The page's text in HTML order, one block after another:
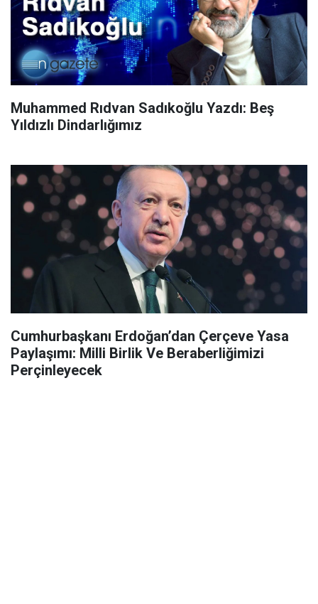
Muhammed Rıdvan Sadıkoğlu Yazdı: Beş
Yıldızlı Dindarlığımız
Cumhurbaşkanı Erdoğan’dan Çerçeve Yasa
Paylaşımı: Milli Birlik Ve Beraberliğimizi
Perçinleyecek